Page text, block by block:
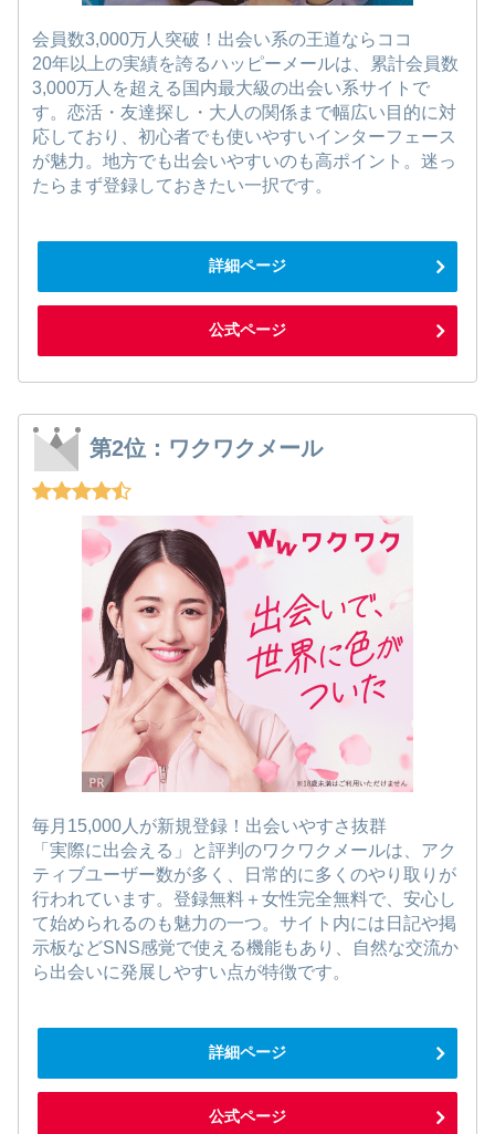
会員数3,000万人突破！出会い系の王道ならココ
20年以上の実績を誇るハッピーメールは、累計会員数
3,000万人を超える国内最大級の出会い系サイトで
す。恋活・友達探し・大人の関係まで幅広い目的に対
応しており、初心者でも使いやすいインターフェース
が魅力。地方でも出会いやすいのも高ポイント。迷っ
たらまず登録しておきたい一択です。
詳細ページ
公式ページ
第2位：ワクワクメール
毎月15,000人が新規登録！出会いやすさ抜群
「実際に出会える」と評判のワクワクメールは、アク
ティブユーザー数が多く、日常的に多くのやり取りが
行われています。登録無料＋女性完全無料で、安心し
て始められるのも魅力の一つ。サイト内には日記や掲
示板などSNS感覚で使える機能もあり、自然な交流か
ら出会いに発展しやすい点が特徴です。
詳細ページ
公式ページ